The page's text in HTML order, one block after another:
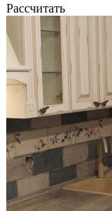
Рассчитать